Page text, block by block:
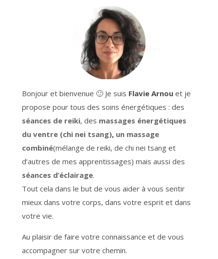
Bonjour et bienvenue 🙂 Je suis Flavie Arnou et je
propose pour tous des soins énergétiques : des
séances de reiki, des massages énergétiques
du ventre (chi nei tsang), un massage
combiné(mélange de reiki, de chi nei tsang et
d’autres de mes apprentissages) mais aussi des
séances d’éclairage.
Tout cela dans le but de vous aider à vous sentir
mieux dans votre corps, dans votre esprit et dans
votre vie.
Au plaisir de faire votre connaissance et de vous
accompagner sur votre chemin.